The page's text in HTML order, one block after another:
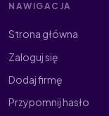
NAWIGACJA
Strona główna
Zaloguj się
Dodaj firmę
Przypomnij hasło